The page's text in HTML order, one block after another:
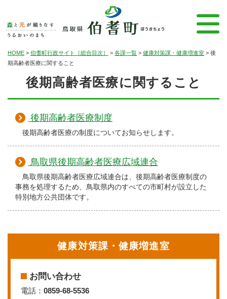
HOME > 伯耆町行政サイト［総合目次］ > 各課一覧 > 健康対策課・健康増進室 > 後
期高齢者医療に関すること
後期高齢者医療に関すること
後期高齢者医療制度
後期高齢者医療の制度についてお知らせします。
鳥取県後期高齢者医療広域連合
鳥取県後期高齢者医療広域連合は、後期高齢者医療制度の
事務を処理するため、鳥取県内のすべての市町村が設立した
特別地方公共団体です。
健康対策課・健康増進室
お問い合わせ
電話： 0859-68-5536